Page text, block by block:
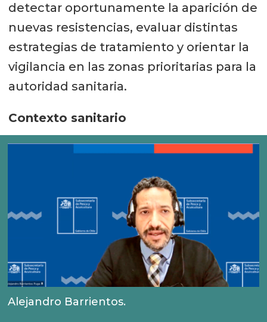
detectar oportunamente la aparición de
nuevas resistencias, evaluar distintas
estrategias de tratamiento y orientar la
vigilancia en las zonas prioritarias para la
autoridad sanitaria.
Contexto sanitario
Alejandro Barrientos.